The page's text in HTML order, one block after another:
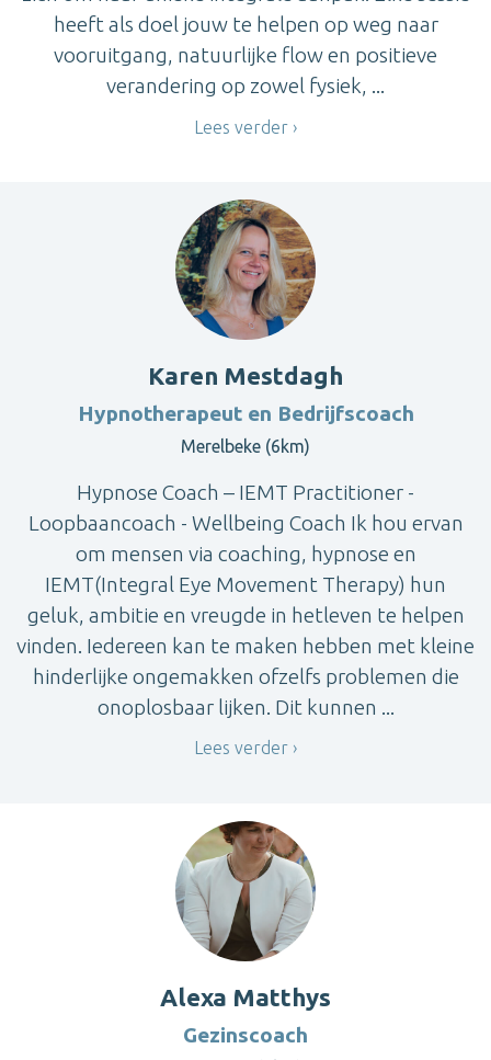
heeft als doel jouw te helpen op weg naar
vooruitgang, natuurlijke flow en positieve
verandering op zowel fysiek, ...
Lees verder
Karen Mestdagh
Hypnotherapeut en Bedrijfscoach
Merelbeke (6km)
Hypnose Coach – IEMT Practitioner -
Loopbaancoach - Wellbeing Coach Ik hou ervan
om mensen via coaching, hypnose en
IEMT(Integral Eye Movement Therapy) hun
geluk, ambitie en vreugde in hetleven te helpen
vinden. Iedereen kan te maken hebben met kleine
hinderlijke ongemakken ofzelfs problemen die
onoplosbaar lijken. Dit kunnen ...
Lees verder
Alexa Matthys
Gezinscoach